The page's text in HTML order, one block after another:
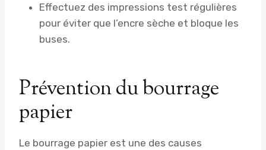
Effectuez des impressions test régulières
pour éviter que l’encre sèche et bloque les
buses.
Prévention du bourrage
papier
Le bourrage papier est une des causes